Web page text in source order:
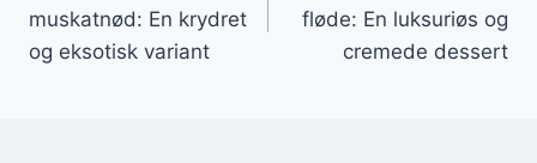
muskatnød: En krydret
og eksotisk variant
fløde: En luksuriøs og
cremede dessert